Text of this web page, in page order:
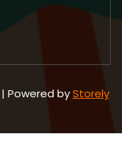
Powered byStorely